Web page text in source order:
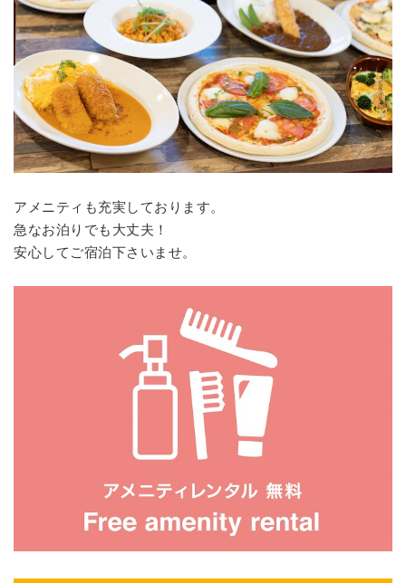
アメニティも充実しております。
急なお泊りでも大丈夫！
安心してご宿泊下さいませ。